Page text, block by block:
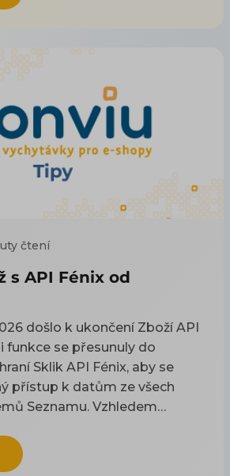
čtení
s API Fénix od
došlo k ukončení Zboží API
funkce se přesunuly do
Sklik API Fénix, aby se
přístup k datům ze všech
Seznamu. Vzhledem
cenotvorby nebo biddingu a
dat, připomínáme